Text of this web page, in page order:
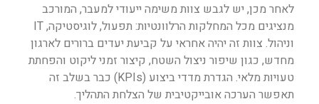
לאחר מכן, יש לגבש צוות משימה ייעודי למעבר, המורכב
מנציגים מכל המחלקות הרלוונטיות: תפעול, לוגיסטיקה, IT
וניהול. צוות זה יהיה אחראי על קביעת יעדים ברורים לארגון
מחדש, כגון שיפור ניצול השטח, קיצור זמני ליקוט והפחתת
טעויות מלאי. הגדרת מדדי ביצוע (KPIs) כבר בשלב זה
תאפשר הערכה אובייקטיבית של הצלחת התהליך.